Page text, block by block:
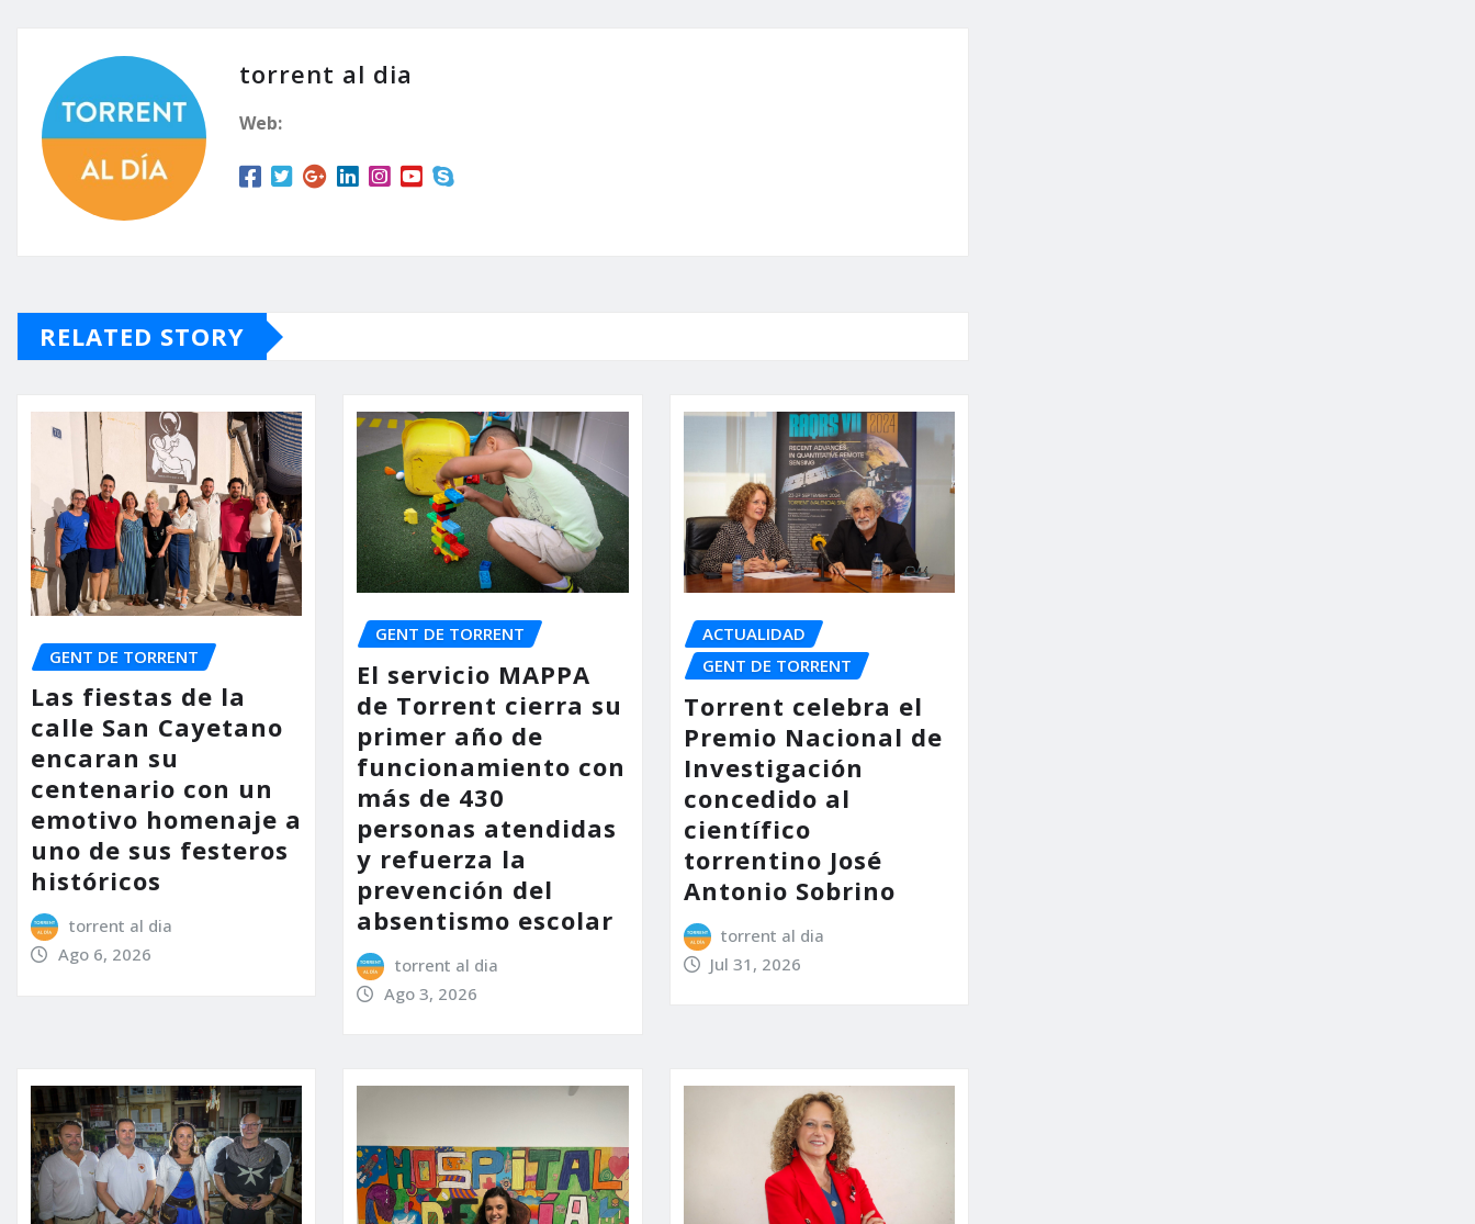
torrent al dia
Web:
RELATED STORY
GENT DE TORRENT
Las fiestas de la
calle San Cayetano
encaran su
centenario con un
emotivo homenaje a
uno de sus festeros
históricos
torrent al dia
Ago 6, 2026
GENT DE TORRENT
El servicio MAPPA
de Torrent cierra su
primer año de
funcionamiento con
más de 430
personas atendidas
y refuerza la
prevención del
absentismo escolar
torrent al dia
Ago 3, 2026
ACTUALIDAD
GENT DE TORRENT
Torrent celebra el
Premio Nacional de
Investigación
concedido al
científico
torrentino José
Antonio Sobrino
torrent al dia
Jul 31, 2026